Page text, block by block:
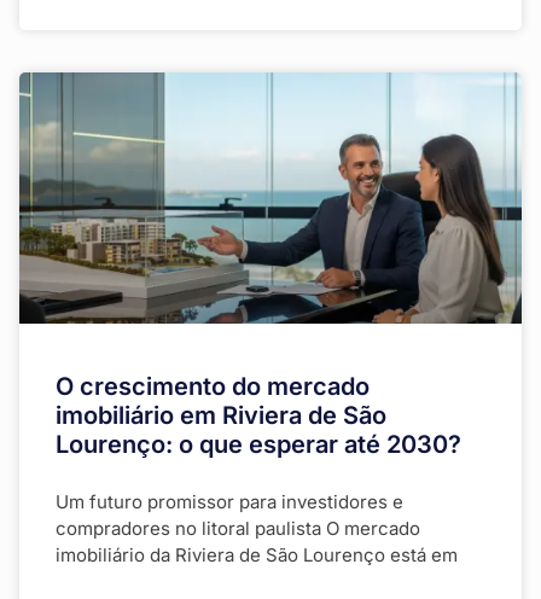
O crescimento do mercado
imobiliário em Riviera de São
Lourenço: o que esperar até 2030?
Um futuro promissor para investidores e
compradores no litoral paulista O mercado
imobiliário da Riviera de São Lourenço está em